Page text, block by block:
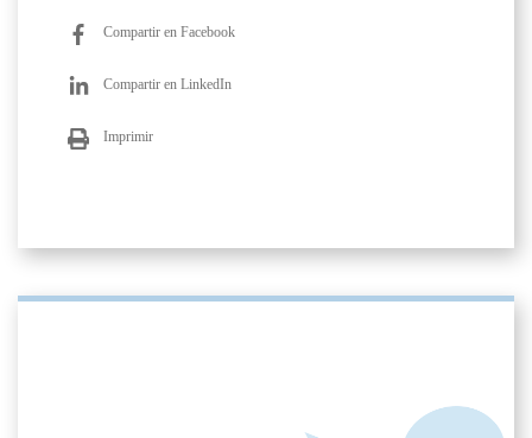
Compartir en Facebook
Compartir en LinkedIn
Imprimir